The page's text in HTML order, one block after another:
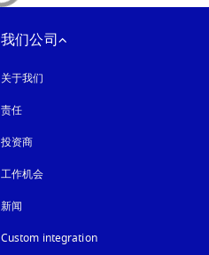
我们公司
关于我们
责任
投资商
工作机会
新闻
Custom integration